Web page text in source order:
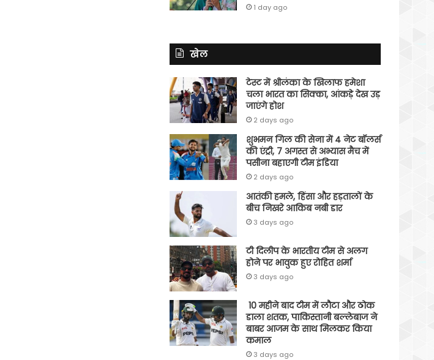
1 day ago
खेल
टेस्ट में श्रीलंका के खिलाफ हमेशा
चला भारत का सिक्का, आंकड़े देख उड़
जाएंगे होश
2 days ago
शुभमन गिल की सेना में 4 नेट बॉलर्स
की एंट्री, 7 अगस्त से अभ्यास मैच में
पसीना बहाएगी टीम इंडिया
2 days ago
आतंकी हमले, हिंसा और हड़तालों के
बीच निखरे आकिब नबी डार
3 days ago
टी दिलीप के भारतीय टीम से अलग
होने पर भावुक हुए रोहित शर्मा
3 days ago
10 महीने बाद टीम में लौटा और ठोक
डाला शतक, पाकिस्तानी बल्लेबाज ने
बाबर आजम के साथ मिलकर किया
कमाल
3 days ago